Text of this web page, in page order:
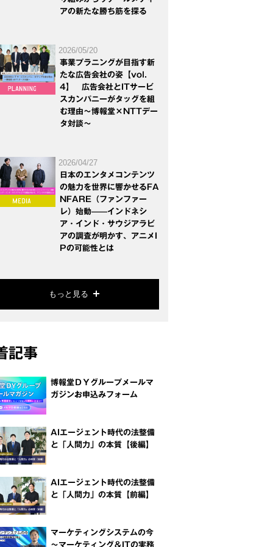
アの新たな勝ち筋を探る
2026/05/20
事業プラニングが目指す新
たな広告会社の姿【vol.
4】 広告会社とITサービ
スカンパニーがタッグを組
む理由～博報堂×NTTデー
タ対談～
2026/04/27
日本のエンタメコンテンツ
の魅力を世界に響かせるFA
NFARE（ファンファー
レ）始動——インドネシ
ア・インド・サウジアラビ
アの調査が明かす、アニメI
Pの可能性とは
もっと見る
記事
博報堂ＤＹグループメールマ
ガジンお申込みフォーム
AIエージェント時代の法整備
と「人間力」の本質【後編】
AIエージェント時代の法整備
と「人間力」の本質【前編】
マーケティングシステムの今
～マーケティング＆ITの実務